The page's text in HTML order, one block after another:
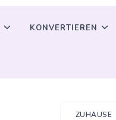
KONVERTIEREN
ZUHAUSE